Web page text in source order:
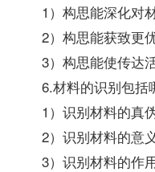
1）构思能深化对材
2）构思能获致更优
3）构思能使传达活
6.材料的识别包括
1）识别材料的真伪
2）识别材料的意义
3）识别材料的作用